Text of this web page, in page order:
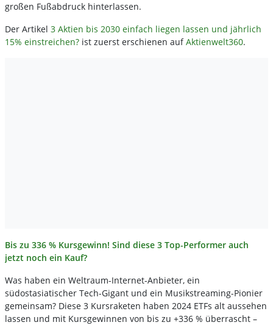
großen Fußabdruck hinterlassen.
Der Artikel 3 Aktien bis 2030 einfach liegen lassen und jährlich
15% einstreichen? ist zuerst erschienen aufAktienwelt360.
Bis zu 336 % Kursgewinn! Sind diese 3 Top-Performer auch
jetzt noch ein Kauf?
Was haben ein Weltraum-Internet-Anbieter, ein
südostasiatischer Tech-Gigant und ein Musikstreaming-Pionier
gemeinsam? Diese 3 Kursraketen haben 2024 ETFs alt aussehen
lassen und mit Kursgewinnen von bis zu +336 % überrascht –